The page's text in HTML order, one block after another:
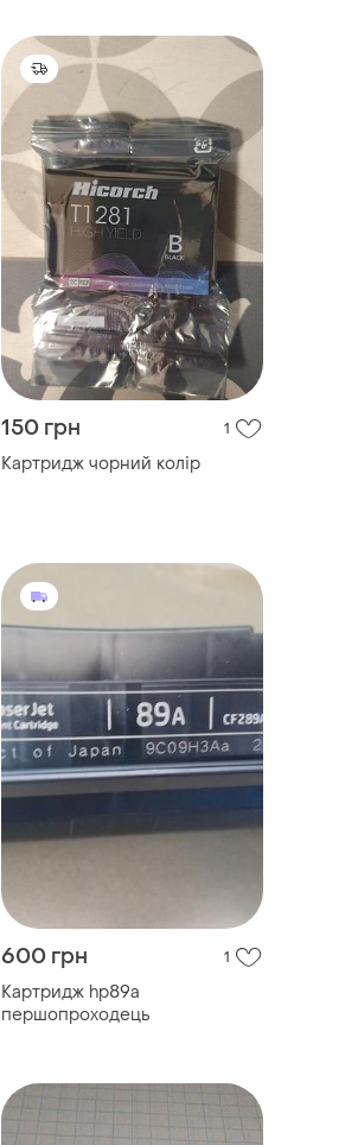
150 грн 1
Картридж чорний колір
600 грн 1
Картридж hp89a
першопроходець